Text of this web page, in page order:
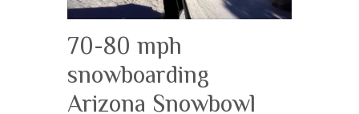
70-80 mph
snowboarding
Arizona Snowbowl